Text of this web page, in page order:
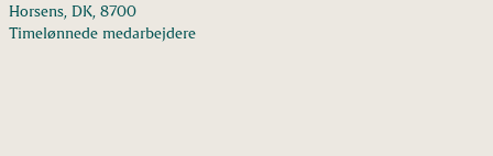
Horsens, DK, 8700
Timelønnede medarbejdere